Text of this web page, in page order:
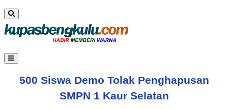
500 Siswa Demo Tolak Penghapusan
SMPN 1 Kaur Selatan